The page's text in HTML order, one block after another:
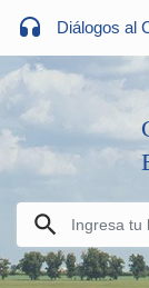
Diálogos al